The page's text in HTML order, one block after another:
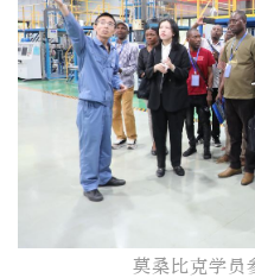
莫桑比克学员